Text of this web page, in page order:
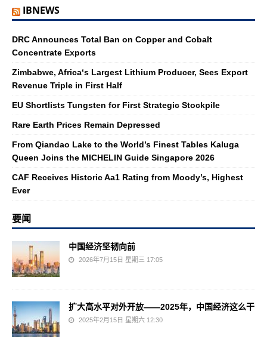
IBNEWS
DRC Announces Total Ban on Copper and Cobalt
Concentrate Exports
Zimbabwe, Africa‘s Largest Lithium Producer, Sees Export
Revenue Triple in First Half
EU Shortlists Tungsten for First Strategic Stockpile
Rare Earth Prices Remain Depressed
From Qiandao Lake to the World’s Finest Tables Kaluga
Queen Joins the MICHELIN Guide Singapore 2026
CAF Receives Historic Aa1 Rating from Moody’s, Highest
Ever
要闻
中国经济坚韧向前
2026年7月15日 星期三 17:05
扩大高水平对外开放——2025年，中国经济这么干
2025年2月15日 星期六 12:30